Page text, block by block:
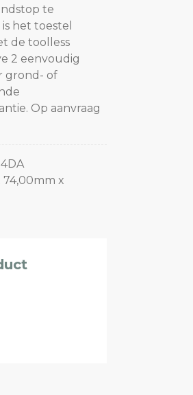
te
het toestel
de toolless
2 eenvoudig
grond- of
Op aanvraag
x